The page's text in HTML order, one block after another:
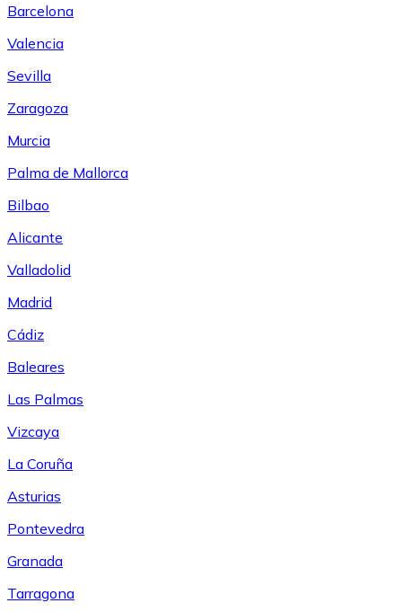
Barcelona
Valencia
Sevilla
Zaragoza
Murcia
Palma de Mallorca
Bilbao
Alicante
Valladolid
Madrid
Cádiz
Baleares
Las Palmas
Vizcaya
La Coruña
Asturias
Pontevedra
Granada
Tarragona